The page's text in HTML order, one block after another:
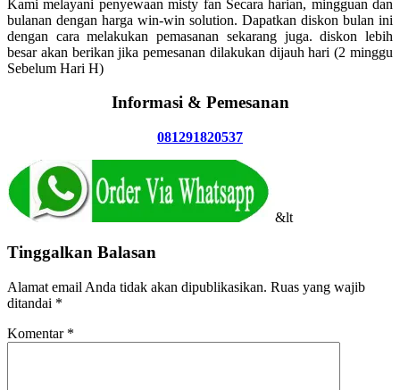
Kami melayani penyewaan misty fan Secara harian, mingguan dan
bulanan dengan harga win-win solution. Dapatkan diskon bulan ini
dengan cara melakukan pemasanan sekarang juga. diskon lebih
besar akan berikan jika pemesanan dilakukan dijauh hari (2 minggu
Sebelum Hari H)
Informasi & Pemesanan
081291820537
&lt
Tinggalkan Balasan
Alamat email Anda tidak akan dipublikasikan. Ruas yang wajib
ditandai *
Komentar *